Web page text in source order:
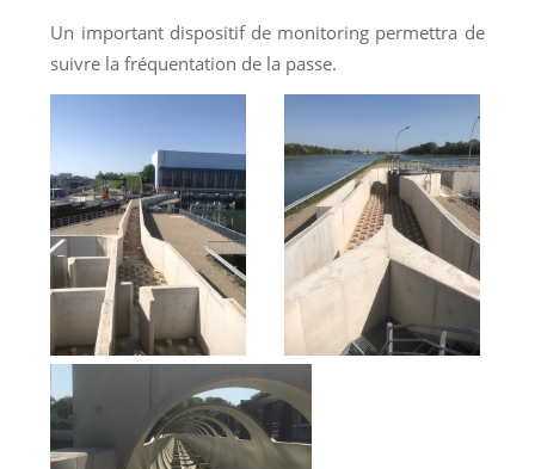
Un important dispositif de monitoring permettra de
suivre la fréquentation de la passe.